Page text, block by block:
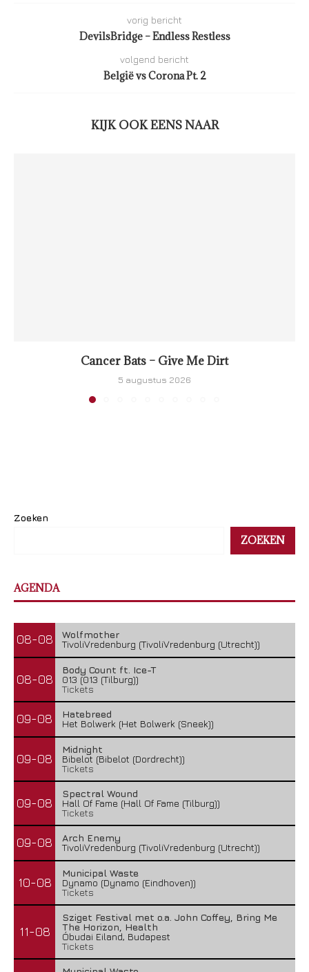
vorig bericht
DevilsBridge – Endless Restless
volgend bericht
België vs Corona Pt. 2
KIJK OOK EENS NAAR
Cancer Bats – Give Me Dirt
5 augustus 2026
Zoeken
ZOEKEN
AGENDA
08-08
Wolfmother
TivoliVredenburg (TivoliVredenburg (Utrecht))
08-08
Body Count ft. Ice-T
013 (013 (Tilburg))
Tickets
09-08
Hatebreed
Het Bolwerk (Het Bolwerk (Sneek))
09-08
Midnight
Bibelot (Bibelot (Dordrecht))
Tickets
09-08
Spectral Wound
Hall Of Fame (Hall Of Fame (Tilburg))
Tickets
09-08
Arch Enemy
TivoliVredenburg (TivoliVredenburg (Utrecht))
10-08
Municipal Waste
Dynamo (Dynamo (Eindhoven))
Tickets
11-08
Sziget Festival met o.a. John Coffey, Bring Me
The Horizon, Health
Óbudai Eiland, Budapest
Tickets